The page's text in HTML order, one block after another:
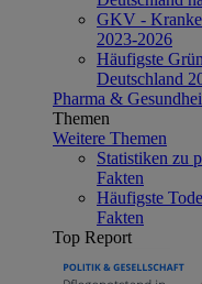
GKV -
2023-2026
Häufigste
Deutschland
Pharma &
Themen
Weitere Themen
Statistiken zu
Fakten
Häufigste
Fakten
Top Report